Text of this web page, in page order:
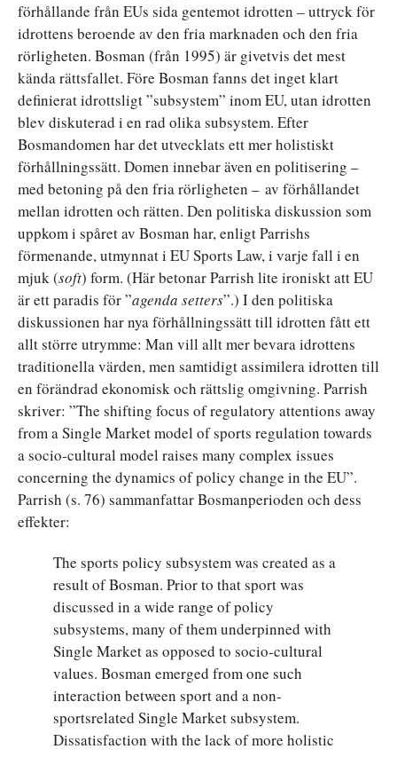
förhållande från EUs sida gentemot idrotten – uttryck för
idrottens beroende av den fria marknaden och den fria
rörligheten. Bosman (från 1995) är givetvis det mest
kända rättsfallet. Före Bosman fanns det inget klart
definierat idrottsligt ”subsystem” inom EU, utan idrotten
blev diskuterad i en rad olika subsystem. Efter
Bosmandomen har det utvecklats ett mer holistiskt
förhållningssätt. Domen innebar även en politisering –
med betoning på den fria rörligheten – av förhållandet
mellan idrotten och rätten. Den politiska diskussion som
uppkom i spåret av Bosman har, enligt Parrishs
förmenande, utmynnat i EU Sports Law, i varje fall i en
mjuk (soft) form. (Här betonar Parrish lite ironiskt att EU
är ett paradis för ”agenda setters”.) I den politiska
diskussionen har nya förhållningssätt till idrotten fått ett
allt större utrymme: Man vill allt mer bevara idrottens
traditionella värden, men samtidigt assimilera idrotten till
en förändrad ekonomisk och rättslig omgivning. Parrish
skriver: ”The shifting focus of regulatory attentions away
from a Single Market model of sports regulation towards
a socio-cultural model raises many complex issues
concerning the dynamics of policy change in the EU”.
Parrish (s. 76) sammanfattar Bosmanperioden och dess
effekter:
The sports policy subsystem was created as a
result of Bosman. Prior to that sport was
discussed in a wide range of policy
subsystems, many of them underpinned with
Single Market as opposed to socio-cultural
values. Bosman emerged from one such
interaction between sport and a non-
sportsrelated Single Market subsystem.
Dissatisfaction with the lack of more holistic